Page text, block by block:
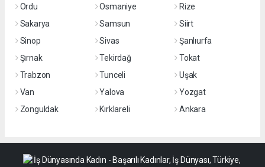
Ordu
Osmaniye
Rize
Sakarya
Samsun
Siirt
Sinop
Sivas
Şanlıurfa
Şırnak
Tekirdağ
Tokat
Trabzon
Tunceli
Uşak
Van
Yalova
Yozgat
Zonguldak
Kırklareli Ankara